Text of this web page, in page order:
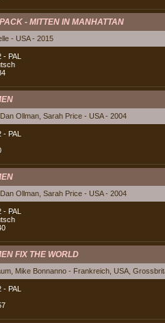
- MITTEN IN MANHATTAN
- USA - 2015
PAL
Ollman, Sarah Price - USA - 2004
PAL
Ollman, Sarah Price - USA - 2004
PAL
FIX THE WORLD
Mike Bonnanno - Frankreich, USA,
PAL